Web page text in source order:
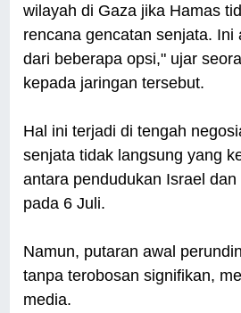
wilayah di Gaza jika Hamas
rencana gencatan senjata. Ini
dari beberapa opsi," ujar
kepada jaringan tersebut.
Hal ini terjadi di tengah
senjata tidak langsung yang
antara pendudukan Israel
pada 6 Juli.
Namun, putaran awal
tanpa terobosan signifikan,
media.